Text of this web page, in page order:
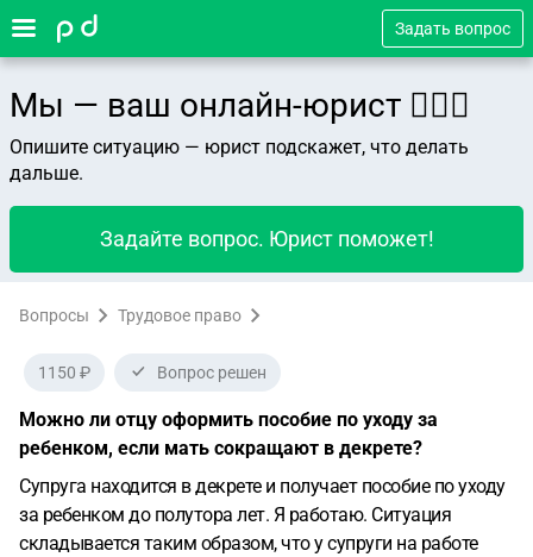
Задать вопрос
Мы — ваш онлайн-юрист 👨🏻‍⚖️
Опишите ситуацию — юрист подскажет, что делать
дальше.
Задайте вопрос. Юрист поможет!
Вопросы Трудовое право
1150 ₽ Вопрос решен
Можно ли отцу оформить пособие по уходу за
ребенком, если мать сокращают в декрете?
Супруга находится в декрете и получает пособие по уходу
за ребенком до полутора лет. Я работаю. Ситуация
складывается таким образом, что у супруги на работе